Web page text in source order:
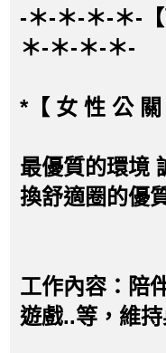
-＊-＊-＊-＊-
＊-＊-＊-＊-
*【 女 性 公
最優質的環境
換舒適圈的優
工作內容：陪
遊戲..等，維